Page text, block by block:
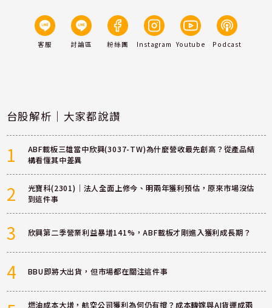
客服 討論區 粉絲團 Instagram Youtube Podcast
台股解析｜大家都說讚
1
ABF載板三雄當中欣興(3037-TW)為什麼營收最先創高？從產品結
構看懂其中差異
2
光寶科(2301)｜法人全面上修今、明兩年獲利預估，原來市場沒估
到這件事
3 欣興第二季營業利益暴增141%，ABF載板才剛進入獲利成長期？
4 BBU即將大出貨，但市場都在關注這件事
燃油成本大增，航空公司獲利為何仍有撐？成本轉嫁與AI貨運成兩